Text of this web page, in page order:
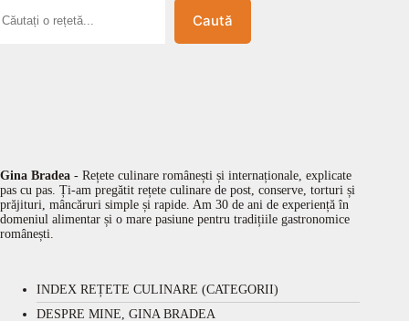
Caută
Gina Bradea - Rețete culinare românești și internaționale, explicate
pas cu pas. Ți-am pregătit rețete culinare de post, conserve, torturi și
prăjituri, mâncăruri simple și rapide. Am 30 de ani de experiență în
domeniul alimentar și o mare pasiune pentru tradițiile gastronomice
românești.
INDEX REȚETE CULINARE (CATEGORII)
DESPRE MINE, GINA BRADEA